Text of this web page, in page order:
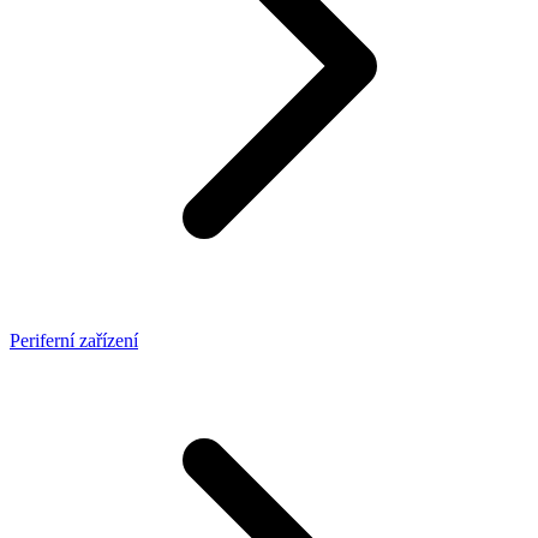
Periferní zařízení